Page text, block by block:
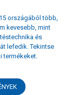
országából több,
kevesebb, mint
és
lefedik. Tekintse
termékeket.